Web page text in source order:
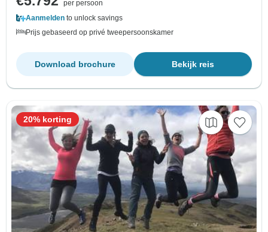
per persoon
Aanmelden to unlock savings
Prijs gebaseerd op privé tweepersoonskamer
Bekijk reis
Download brochure
20% korting